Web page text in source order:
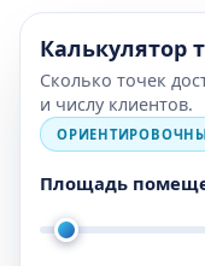
Калькулятор
Сколько точек
и числу клиентов.
Площадь